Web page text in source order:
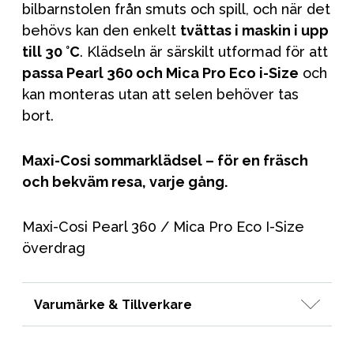
bilbarnstolen från smuts och spill, och när det
behövs kan den enkelt tvättas i maskin i upp
till 30 °C. Klädseln är särskilt utformad för att
passa Pearl 360 och Mica Pro Eco i-Size och
kan monteras utan att selen behöver tas
bort.
Maxi-Cosi sommarklädsel – för en fräsch
och bekväm resa, varje gång.
Maxi-Cosi Pearl 360 / Mica Pro Eco I-Size
överdrag
Varumärke & Tillverkare